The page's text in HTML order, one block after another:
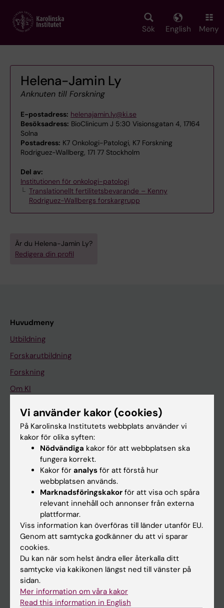
main
Sök English Meny
Helena-Jamin Ly
Anknuten till Forskning
E-postadress: helenajamin.ly@ki.se
Besöksadress: BioClinicum J 5:30 Visionsgatan 4, 17164
Solna
Postadress: K7 Onkologi-Patologi, K7 Forskning
Rodriguez-Wallberg, 171 77 Stockholm
Del av:
Institutionen för onkologi-patologi
Translationellt fertilitetsbevarande – Kenny
Rodriguez-Wallbergs forskargrupp
Är du Helena-Jamin Ly?
Redigera din profil
Huvudmeny
Utbildning
Forskarutbildning
Forskning
Om KI
På gång
Nyheter
Kalender
Schema
Studentmejlen
Kurs- och programwebbar
Student på KI
Vi använder kakor (cookies)
På Karolinska Institutets webbplats använder vi
kakor för olika syften:
Nödvändiga kakor för att webbplatsen ska
fungera korrekt.
Kakor för analys för att förstå hur
webbplatsen används.
Marknadsföringskakor för att visa och spåra
relevant innehåll och annonser från externa
plattformar.
Viss information kan överföras till länder utanför EU.
Genom att samtycka godkänner du att vi sparar
cookies.
Du kan när som helst ändra eller återkalla ditt
samtycke via kakikonen längst ned till vänster på
sidan.
Mer information om våra kakor
Read this information in English